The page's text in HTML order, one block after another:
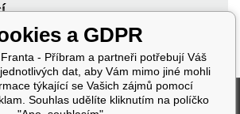
a GDPR
- Příbram a partneři potřebují Váš
dat, aby Vám mimo jiné mohli
týkající se Vašich zájmů pomocí
Souhlas udělíte kliknutím na políčko